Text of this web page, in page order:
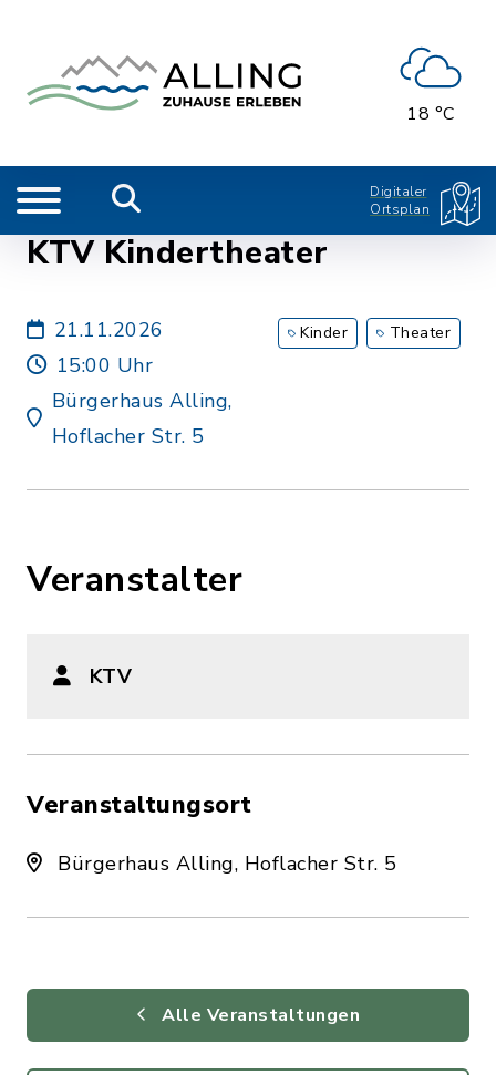
18 °C
Digitaler
Ortsplan
KTV Kindertheater
21.11.2026
15:00 Uhr
Bürgerhaus Alling,
Hoflacher Str. 5
Kinder Theater
Veranstalter
KTV
Veranstaltungsort
Bürgerhaus Alling, Hoflacher Str. 5
Alle Veranstaltungen